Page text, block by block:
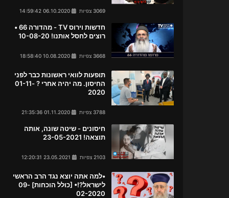
3069 צפיות
חדשות וירוס TV - מהדורה 66 •
רוצים לחסל אותנו! 10-08-20
3668 צפיות
תופעות לוואי ראשונות כבר לפני
החיסון. מה יהיה אחרי ? 01-11-
2020
3788 צפיות
חיסונים - שיטה שונה, אותה
תוצאה! 23-05-2021
2103 צפיות
•למה אתה יוצא נגד הרב הראשי
לישראל?!• [כולל הוכחות] 09-
02-2020